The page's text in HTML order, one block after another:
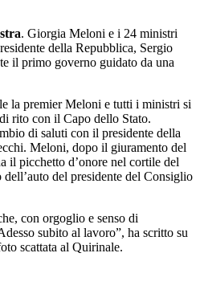
. Giorgia Meloni e i 24 ministri
della Repubblica, Sergio
il primo governo guidato da una
la premier Meloni e tutti i ministri si
rito con il Capo dello Stato.
di saluti con il presidente della
Meloni, dopo il giuramento del
il picchetto d’onore nel cortile del
del presidente del Consiglio
con orgoglio e senso di
subito al lavoro”, ha scritto su
scattata al Quirinale.